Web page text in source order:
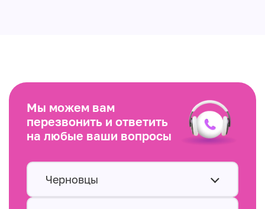
Мы можем вам
перезвонить и ответить
на любые ваши вопросы
Черновцы